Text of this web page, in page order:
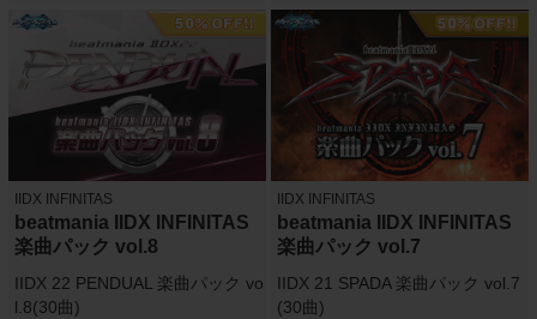
IIDX INFINITAS
beatmania IIDX INFINITAS
楽曲パック vol.8
IIDX 22 PENDUAL 楽曲パック vo
l.8(30曲)
IIDX INFINITAS
beatmania IIDX INFINITAS
楽曲パック vol.7
IIDX 21 SPADA 楽曲パック vol.7
(30曲)